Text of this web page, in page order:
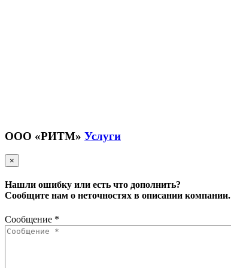
ООО «РИТМ» Услуги
×
Нашли ошибку или есть что дополнить?
Сообщите нам о неточностях в описании компании.
Сообщение *